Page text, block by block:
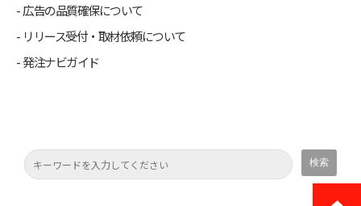
広告の品質確保について
リリース受付・取材依頼について
発注ナビガイド